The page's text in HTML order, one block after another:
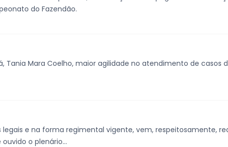
do Fazendão.
Tania Mara Coelho, maior agilidade no atendimento de casos
e na forma regimental vigente, vem, respeitosamente,
o plenário...